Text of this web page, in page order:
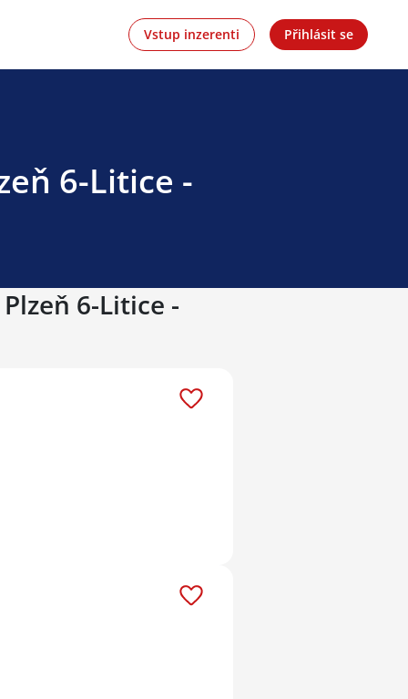
Vstup inzerenti Přihlásit se
6-Litice -
6-Litice -